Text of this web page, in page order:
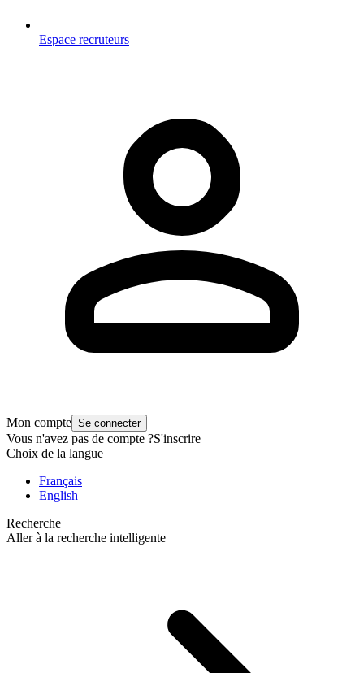
Espace recruteurs
Mon compte Se connecter
Vous n'avez pas de compte ?S'inscrire
Choix de la langue
Français
English
Recherche
Aller à la recherche intelligente